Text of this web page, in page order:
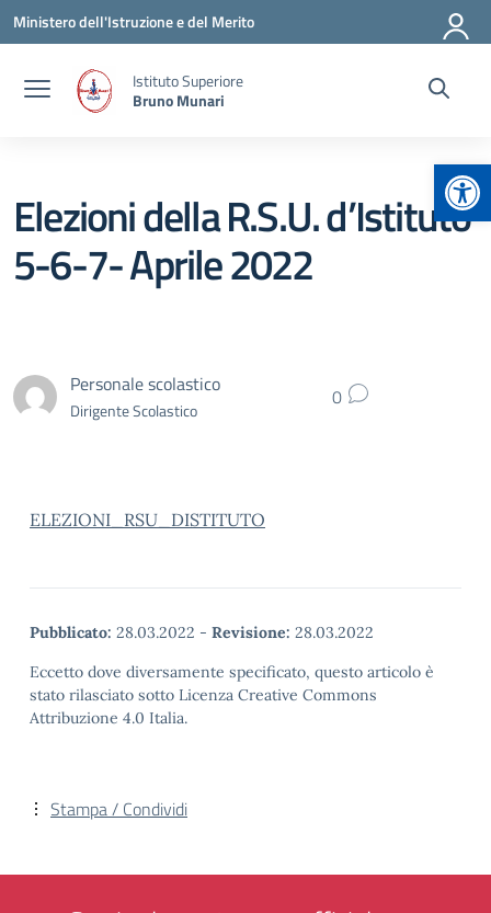
Vai ai contenuti
Vai al menu di navigazione
Vai al footer
Ministero dell'Istruzione e del Merito
Istituto Superiore
Bruno Munari
Elezioni della R.S.U. d’Istituto
5-6-7- Aprile 2022
Personale scolastico
Dirigente Scolastico 0
ELEZIONI_RSU_DISTITUTO
Pubblicato: 28.03.2022 - Revisione: 28.03.2022
Eccetto dove diversamente specificato, questo articolo è
stato rilasciato sotto Licenza Creative Commons
Attribuzione 4.0 Italia.
Stampa / Condividi